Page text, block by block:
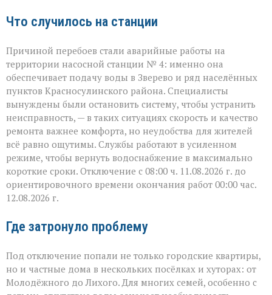
Что случилось на станции
Причиной перебоев стали аварийные работы на
территории насосной станции № 4: именно она
обеспечивает подачу воды в Зверево и ряд населённых
пунктов Красносулинского района. Специалисты
вынуждены были остановить систему, чтобы устранить
неисправность, — в таких ситуациях скорость и качество
ремонта важнее комфорта, но неудобства для жителей
всё равно ощутимы. Службы работают в усиленном
режиме, чтобы вернуть водоснабжение в максимально
короткие сроки. Отключение с 08:00 ч. 11.08.2026 г. до
ориентировочного времени окончания работ 00:00 час.
12.08.2026 г.
Где затронуло проблему
Под отключение попали не только городские квартиры,
но и частные дома в нескольких посёлках и хуторах: от
Молодёжного до Лихого. Для многих семей, особенно с